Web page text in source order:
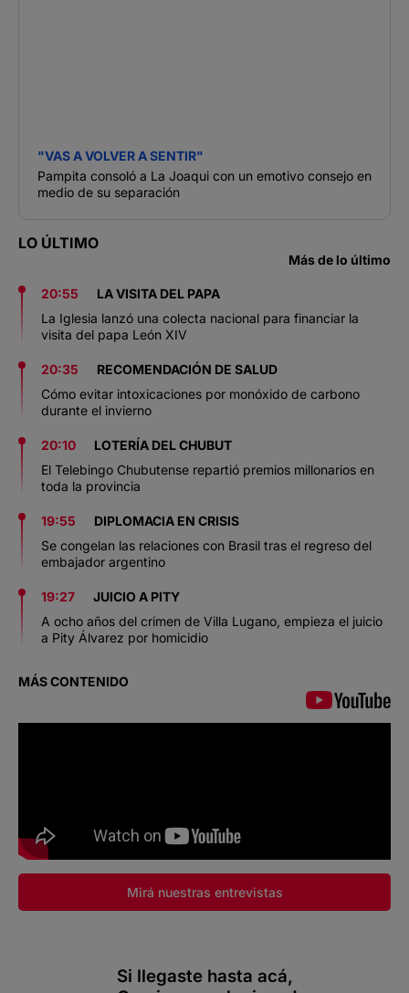
"VAS A VOLVER A SENTIR"
Pampita consoló a La Joaqui con un emotivo consejo en
medio de su separación
LO ÚLTIMO
Más de lo último
20:55
LA VISITA DEL PAPA
La Iglesia lanzó una colecta nacional para financiar la
visita del papa León XIV
20:35
RECOMENDACIÓN DE SALUD
Cómo evitar intoxicaciones por monóxido de carbono
durante el invierno
20:10
LOTERÍA DEL CHUBUT
El Telebingo Chubutense repartió premios millonarios en
toda la provincia
19:55
DIPLOMACIA EN CRISIS
Se congelan las relaciones con Brasil tras el regreso del
embajador argentino
19:27
JUICIO A PITY
A ocho años del crimen de Villa Lugano, empieza el juicio
a Pity Álvarez por homicidio
MÁS CONTENIDO
Mirá nuestras entrevistas
Si llegaste hasta acá,